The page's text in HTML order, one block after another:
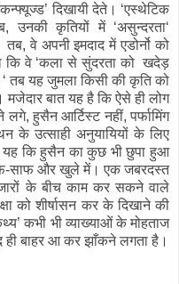
दिखायी देते। ‘एस्थेटिक
कृतियों में ‘असुन्दरता‘
वे अपनी इमदाद में एडोर्नो को
कि वे ‘कला से सुंदरता को खदेड़
तब यह जुमला किसी की कृति को
बात यह है कि ऐसे ही लोग
हुसैन आर्टिस्ट नहीं, पर्फामिंग
के उत्साही अनुयायियों के लिए
कि हुसैन का कुछ भी छुपा हुआ
साफ और खुले में। एक जबरदस्त
के बीच काम कर सकने वाले
को शीर्षासन कर के दिखाने की
कभी भी व्याख्याओं के मोहताज
ही बाहर आ कर झाँकने लगता है।